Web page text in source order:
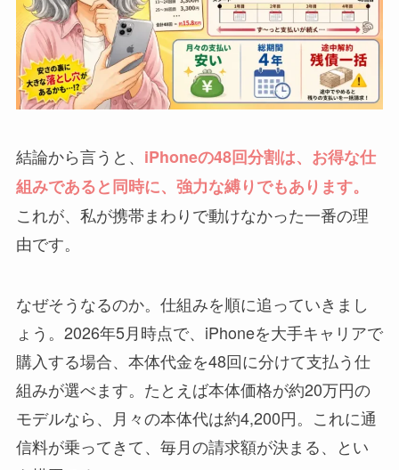
結論から言うと、 iPhoneの48回分割は、お得な仕
組みであると同時に、強力な縛りでもあります。
これが、私が携帯まわりで動けなかった一番の理
由です。
なぜそうなるのか。仕組みを順に追っていきまし
ょう。2026年5月時点で、iPhoneを大手キャリアで
購入する場合、本体代金を48回に分けて支払う仕
組みが選べます。たとえば本体価格が約20万円の
モデルなら、月々の本体代は約4,200円。これに通
信料が乗ってきて、毎月の請求額が決まる、とい